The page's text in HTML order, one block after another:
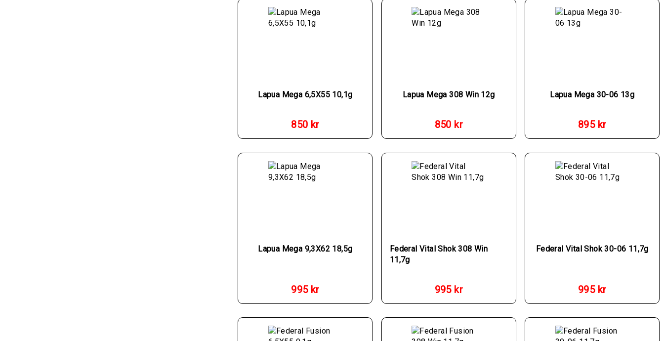
Lapua Mega 6,5X55 10,1g
850 kr
Lapua Mega 308 Win 12g
850 kr
Lapua Mega 30-06 13g
895 kr
Lapua Mega 9,3X62 18,5g
995 kr
Federal Vital Shok 308 Win
11,7g
995 kr
Federal Vital Shok 30-06 11,7g
995 kr